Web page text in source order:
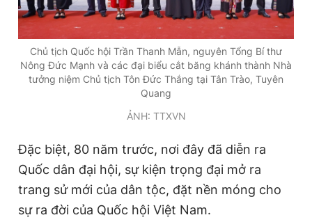
Tổng thư ký tòa soạn: Đức Trung
Giấy phép xuất bản số 110/GP - BTTTT cấp ngày 24.3.2020
© 2003-2026 Bản quyền thuộc về Báo Thanh Niên. Cấm sao
chép dưới mọi hình thức nếu không có sự chấp thuận bằng văn
bản. Phát triển bởi ePi Technologies, JSC.
Chủ tịch Quốc hội Trần Thanh Mẫn, nguyên Tổng Bí thư
Nông Đức Mạnh và các đại biểu cắt băng khánh thành Nhà
tưởng niệm Chủ tịch Tôn Đức Thắng tại Tân Trào, Tuyên
Quang
ẢNH: TTXVN
Đặc biệt, 80 năm trước, nơi đây đã diễn ra
Quốc dân đại hội, sự kiện trọng đại mở ra
trang sử mới của dân tộc, đặt nền móng cho
sự ra đời của Quốc hội Việt Nam.